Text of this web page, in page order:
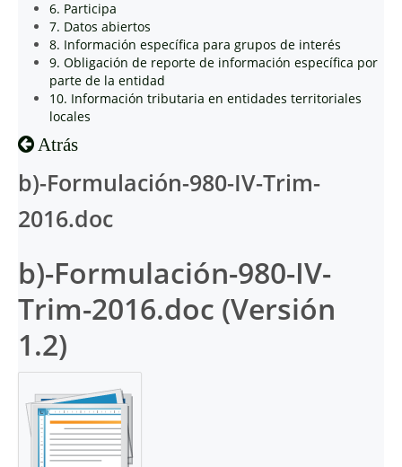
6. Participa
7. Datos abiertos
8. Información específica para grupos de interés
9. Obligación de reporte de información específica por
parte de la entidad
10. Información tributaria en entidades territoriales
locales
Atrás
b)-Formulación-980-IV-Trim-
2016.doc
b)-Formulación-980-IV-
Trim-2016.doc (Versión
1.2)